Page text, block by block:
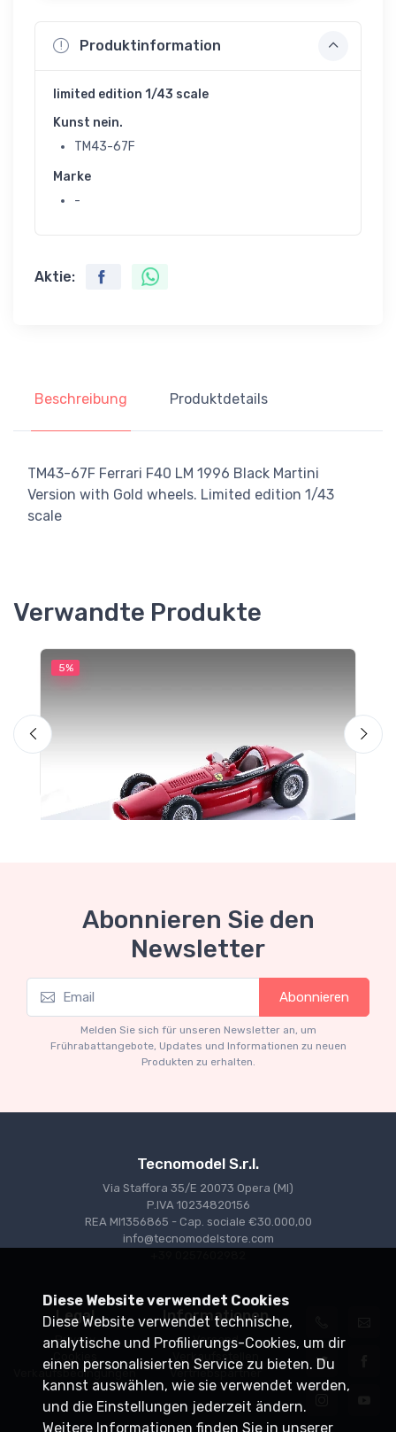
Produktinformation
limited edition 1/43 scale
Kunst nein.
TM43-67F
Marke
-
Aktie:
Beschreibung Produktdetails
TM43-67F Ferrari F40 LM 1996 Black Martini
Version with Gold wheels. Limited edition 1/43
scale
Verwandte Produkte
5%
Mythos Collection 1-43
TM43-22A Ferrari 553 Squalo 1954 Monza
€94.05 €99.00
Abonnieren Sie den
Newsletter
Abonnieren
Melden Sie sich für unseren Newsletter an, um
Frührabattangebote, Updates und Informationen zu neuen
Produkten zu erhalten.
Tecnomodel S.r.l.
Via Staffora 35/E 20073 Opera (MI)
P.IVA 10234820156
REA MI1356865 - Cap. sociale €30.000,00
info@tecnomodelstore.com
Legal
Privacy
Cookies
Verkaufsbedingungen
Informationen
Versand
Verkaufsstellen
Vertriebspartner
Diese Website verwendet Cookies
Diese Website verwendet technische,
analytische und Profilierungs-Cookies, um dir
einen personalisierten Service zu bieten. Du
kannst auswählen, wie sie verwendet werden,
und die Einstellungen jederzeit ändern.
Weitere Informationen finden Sie in unserer